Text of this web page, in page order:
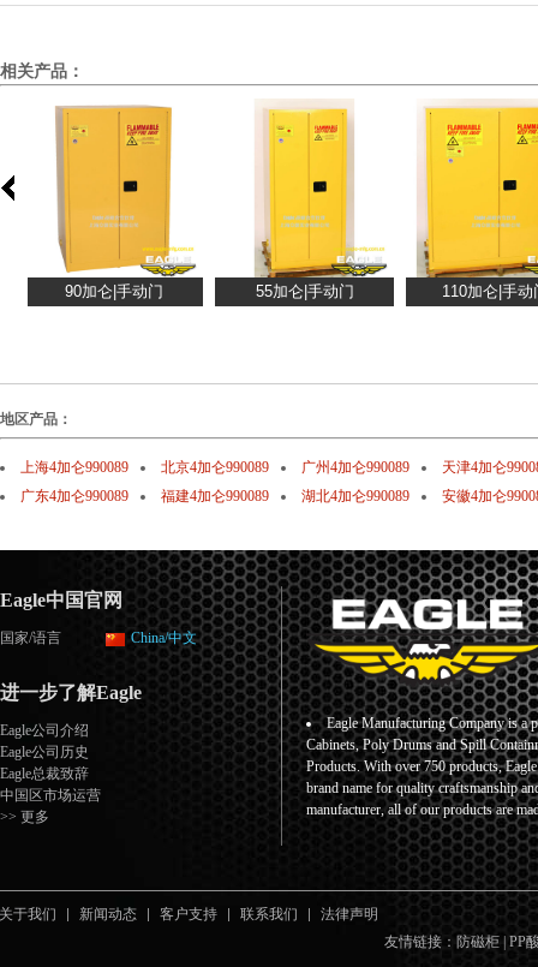
相关产品：
地区产品：
上海4加仑990089 北京4加仑990089 广州4加仑990089
天津4加仑
广东4加仑990089
福建4加仑990089 湖北4加仑990089 安徽4加仑
Eagle中国官网
国家/语言 China/中文
进一步了解Eagle
Eagle公司介绍
Eagle公司历史
Eagle总裁致辞
中国区市场运营
>> 更多
Eagle Manufacturing Company is a
Cabinets, Poly Drums and Spill
Products. With over 750 products,
brand name for quality craftsmanship
manufacturer, all of our products are
关于我们 新闻动态 客户支持 联系我们
法律声明
友情链接： 防磁柜 PP